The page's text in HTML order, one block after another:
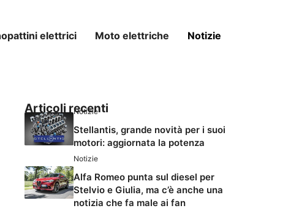
elettrici Moto elettriche Notizie
Articoli recenti
Notizie
Stellantis, grande novità per i suoi
motori: aggiornata la potenza
Notizie
Alfa Romeo punta sul diesel per
Stelvio e Giulia, ma c’è anche una
notizia che fa male ai fan